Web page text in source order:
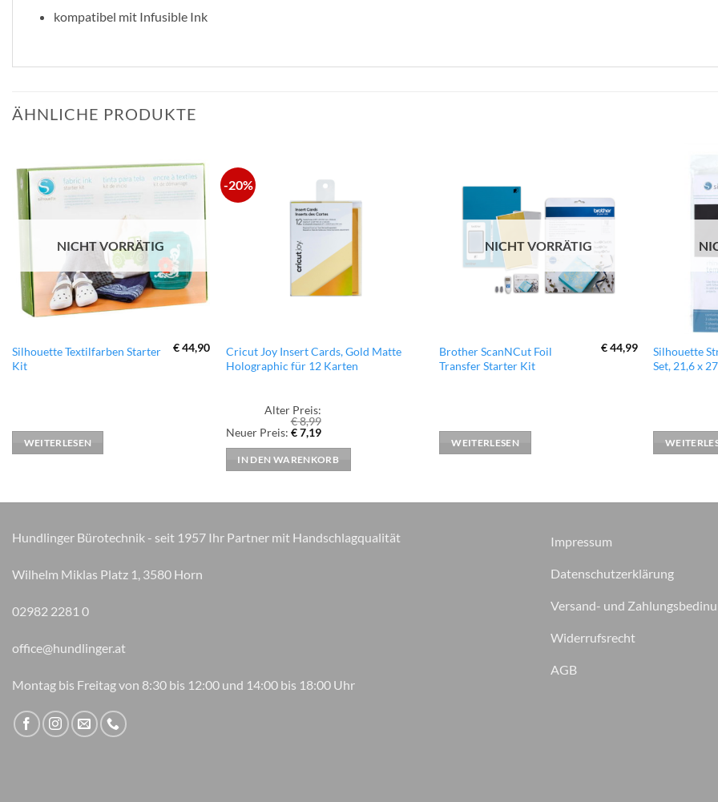
kompatibel mit Infusible Ink
ÄHNLICHE PRODUKTE
zur
Wunschliste
NICHT VORRÄTIG
Silhouette Textilfarben Starter
Kit
€44,90
WEITERLESEN
-20%
Wunschliste
Cricut Joy Insert Cards, Gold Matte
Holographic für 12 Karten
Alter Preis:
€8,99
Ursprünglicher
war:
€ 8,99
Neuer Preis: €7,19Aktueller
ist:
€ 7,19.
IN DEN WARENKORB
Wunschliste
hinzufügen
NICHT VORRÄTIG
Brother ScanNCut Foil
Transfer Starter Kit
€44,99
WEITERLESEN
Silhouette
Set, 21,6 x
Hundlinger Bürotechnik - seit 1957 Ihr Partner mit Handschlagqualität
Wilhelm Miklas Platz 1, 3580 Horn
02982 2281 0
office@hundlinger.at
Montag bis Freitag von 8:30 bis 12:00 und 14:00 bis 18:00 Uhr
Impressum
Datenschutzerklärung
Versand- und
Widerrufsrecht
AGB